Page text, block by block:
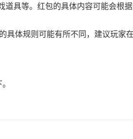
道具等。红包的具体内容可能会根
具体规则可能有所不同，建议玩家